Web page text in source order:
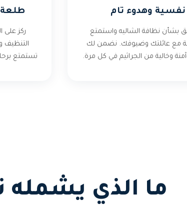
نفسية وهدوء تام
بشأن نظافة الشاليه واستمتع
مع عائلتك وضيوفك. نضمن لك
وخالية من الجراثيم في كل مرة.
طلعة
ركز على
التنظيف
تستمتع
ما الذي يشمله